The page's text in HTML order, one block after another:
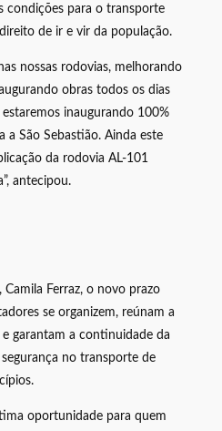
condições para o transporte
de ir e vir da população.
nossas rodovias, melhorando
obras todos os dias
inaugurando 100%
a São Sebastião. Ainda este
da rodovia AL-101
antecipou.
Camila Ferraz, o novo prazo
se organizem, reúnam a
garantam a continuidade da
no transporte de
oportunidade para quem